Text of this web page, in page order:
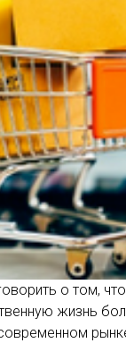
о том,
жизнь